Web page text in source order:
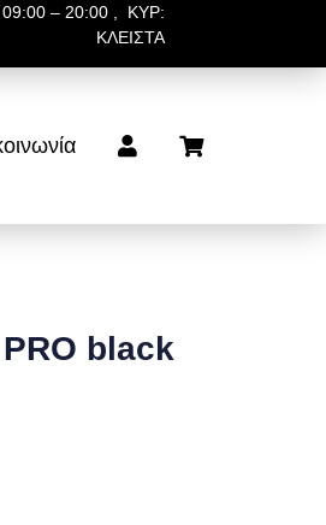
– 20:00 , ΚΥΡ:
ΚΛΕΙΣΤΑ
black